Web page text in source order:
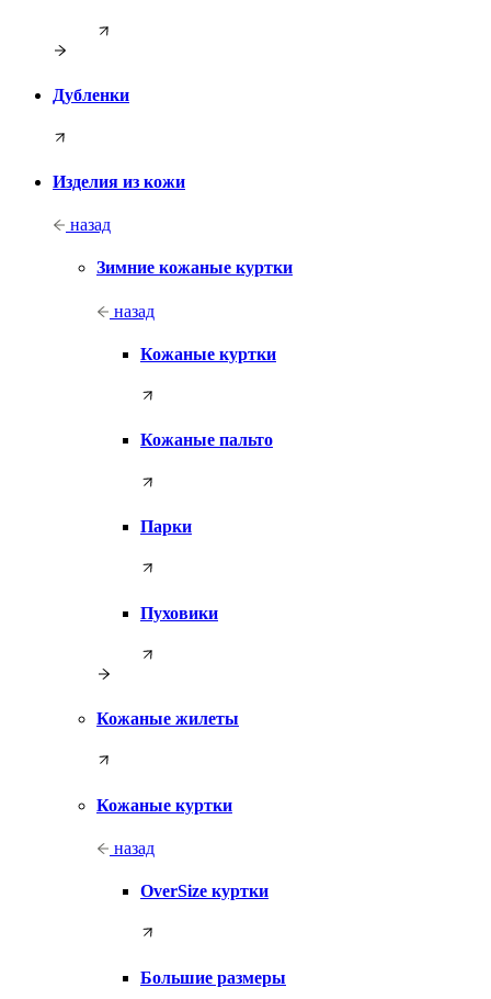
Дубленки
Изделия из кожи
назад
Зимние кожаные куртки
назад
Кожаные куртки
Кожаные пальто
Парки
Пуховики
Кожаные жилеты
Кожаные куртки
назад
OverSize куртки
Большие размеры